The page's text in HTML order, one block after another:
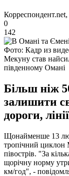
0
142
Фото: Кадр из
Мекуну став
південному Омані
Більш ніж
залишити
дороги,
Щонайменше 13
тропічний циклон
півострів. "За
щорічну норму
км/год", -